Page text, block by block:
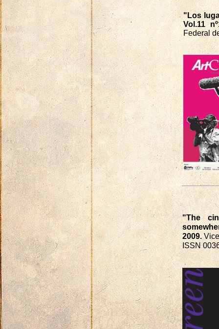
"Los
Vol.11
Federal
"The
2009.
ISSN